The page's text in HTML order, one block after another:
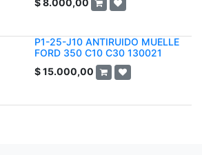
$8.000,00
P1-25-J10 ANTIRUIDO MUELLE
FORD 350 C10 C30 130021
$15.000,00